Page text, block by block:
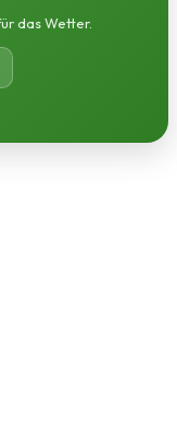
das Wetter.